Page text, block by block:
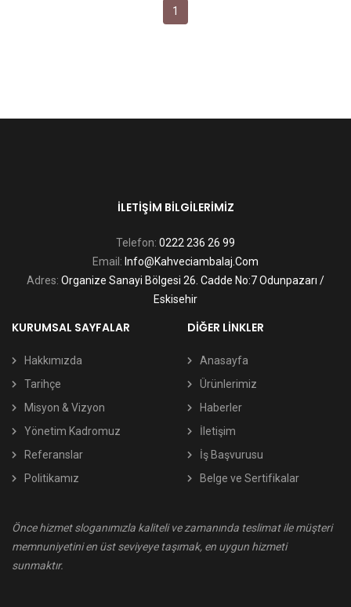
1
İLETIŞIM BILGILERIMIZ
Telefon: 0222 236 26 99
Email: Info@kahveciambalaj.com
Adres: Organize Sanayi Bölgesi 26. Cadde No:7 Odunpazarı /
Eskisehir
KURUMSAL SAYFALAR
Hakkımızda
Tarihçe
Misyon & Vizyon
Yönetim Kadromuz
Referanslar
Politikamız
DIĞER LINKLER
Anasayfa
Ürünlerimiz
Haberler
İletişim
İş Başvurusu
Belge ve Sertifikalar
Önce hizmet sloganımızla kaliteli ve zamanında teslimat ile müşteri
memnuniyetini en üst seviyeye taşımak, en uygun hizmeti
sunmaktır.